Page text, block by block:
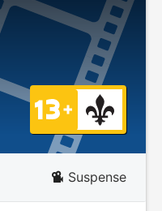
Suspense